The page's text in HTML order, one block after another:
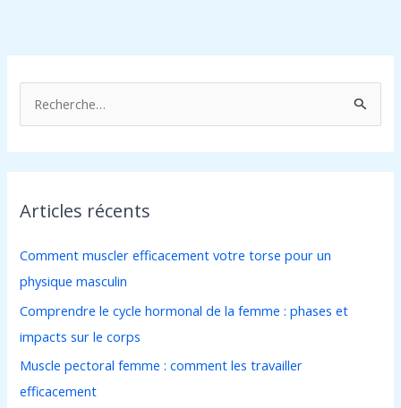
e
c
e
c
h
e
r
:
Articles récents
Comment muscler efficacement votre torse pour un
physique masculin
Comprendre le cycle hormonal de la femme : phases et
impacts sur le corps
Muscle pectoral femme : comment les travailler
efficacement